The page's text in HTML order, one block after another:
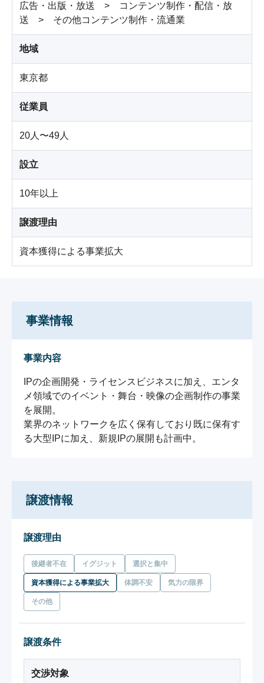
広告・出版・放送 > コンテンツ制作・配信・放
送 > その他コンテンツ制作・流通業
地域
東京都
従業員
20人〜49人
設立
10年以上
譲渡理由
資本獲得による事業拡大
事業情報
事業内容
IPの企画開発・ライセンスビジネスに加え、エンタ
メ領域でのイベント・舞台・映像の企画制作の事業
を展開。
業界のネットワークを広く保有しており既に保有す
譲渡情報
譲渡理由
後継者不在 イグジット 選択と集中
資本獲得による事業拡大 体調不安 気力の限界
その他
譲渡条件
交渉対象